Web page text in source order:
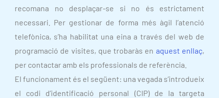
recomana no desplaçar-se si no és estrictament
necessari. Per gestionar de forma més àgil l’atenció
telefònica, s’ha habilitat una eina a través del web de
programació de visites, que trobaràs en aquest enllaç,
per contactar amb els professionals de referència.
El funcionament és el següent: una vegada s’introdueix
el codi d’identificació personal (CIP) de la targeta